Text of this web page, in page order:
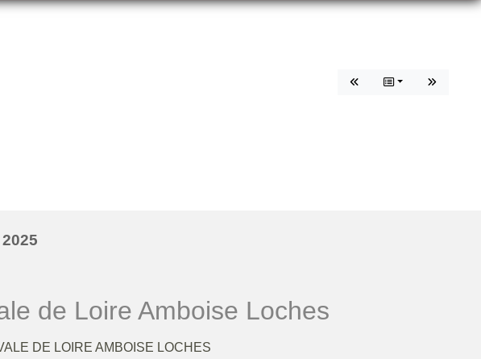
2025
de Loire Amboise Loches
DE LOIRE AMBOISE LOCHES